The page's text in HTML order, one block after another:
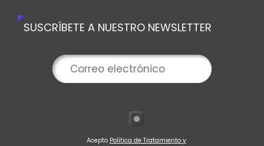
SUSCRÍBETE A NUESTRO NEWSLETTER
Acepto Política de Tratamiento y